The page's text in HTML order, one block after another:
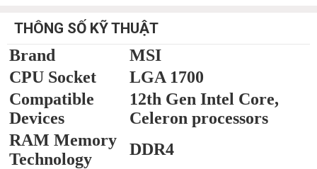
THÔNG SỐ KỸ THUẬT
Brand
MSI
CPU Socket
LGA 1700
Compatible
Devices
12th Gen Intel Core,
Celeron processors
RAM Memory
Technology
DDR4